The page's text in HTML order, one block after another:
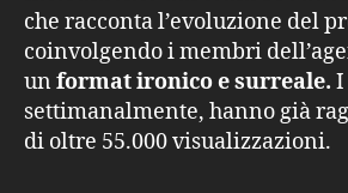
che racconta l’evoluzione del
coinvolgendo i membri
un format ironico e surreale. I
settimanalmente, hanno già
di oltre 55.000 visualizzazioni.